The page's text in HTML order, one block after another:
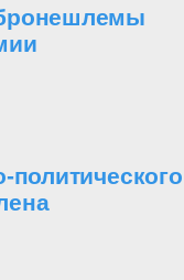
политического